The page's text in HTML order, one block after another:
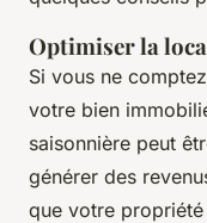
Optimiser la
Si vous ne
votre bien
saisonnière peut
générer des
que votre